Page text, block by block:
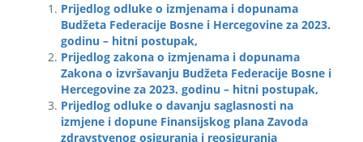
Prijedlog odluke o izmjenama i dopunama
Budžeta Federacije Bosne i Hercegovine za 2023.
godinu – hitni postupak,
Prijedlog zakona o izmjenama i dopunama
Zakona o izvršavanju Budžeta Federacije Bosne i
Hercegovine za 2023. godinu – hitni postupak,
Prijedlog odluke o davanju saglasnosti na
izmjene i dopune Finansijskog plana Zavoda
zdravstvenog osiguranja i reosiguranja